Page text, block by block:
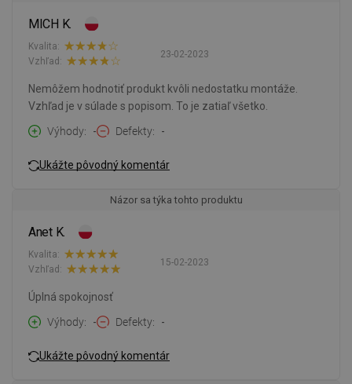
MICH K.
23-02-2023
Kvalita:
Vzhľad:
Nemôžem hodnotiť produkt kvôli nedostatku montáže.
Vzhľad je v súlade s popisom. To je zatiaľ všetko.
Výhody
- Defekty -
Ukážte pôvodný komentár
Názor sa týka tohto produktu
Anet K.
15-02-2023
Kvalita:
Vzhľad:
Úplná spokojnosť
Výhody
- Defekty -
Ukážte pôvodný komentár